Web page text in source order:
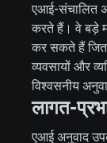
एआई-संचालित
करते हैं। वे बड़े
कर सकते हैं
व्यवसायों और
विश्वसनीय
लागत-
एआई अनुवाद